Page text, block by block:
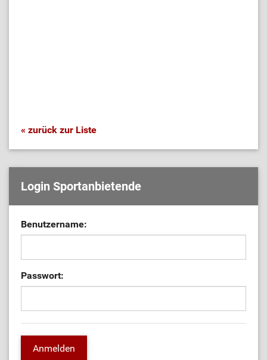
« zurück zur Liste
Login Sportanbietende
Benutzername:
Passwort: